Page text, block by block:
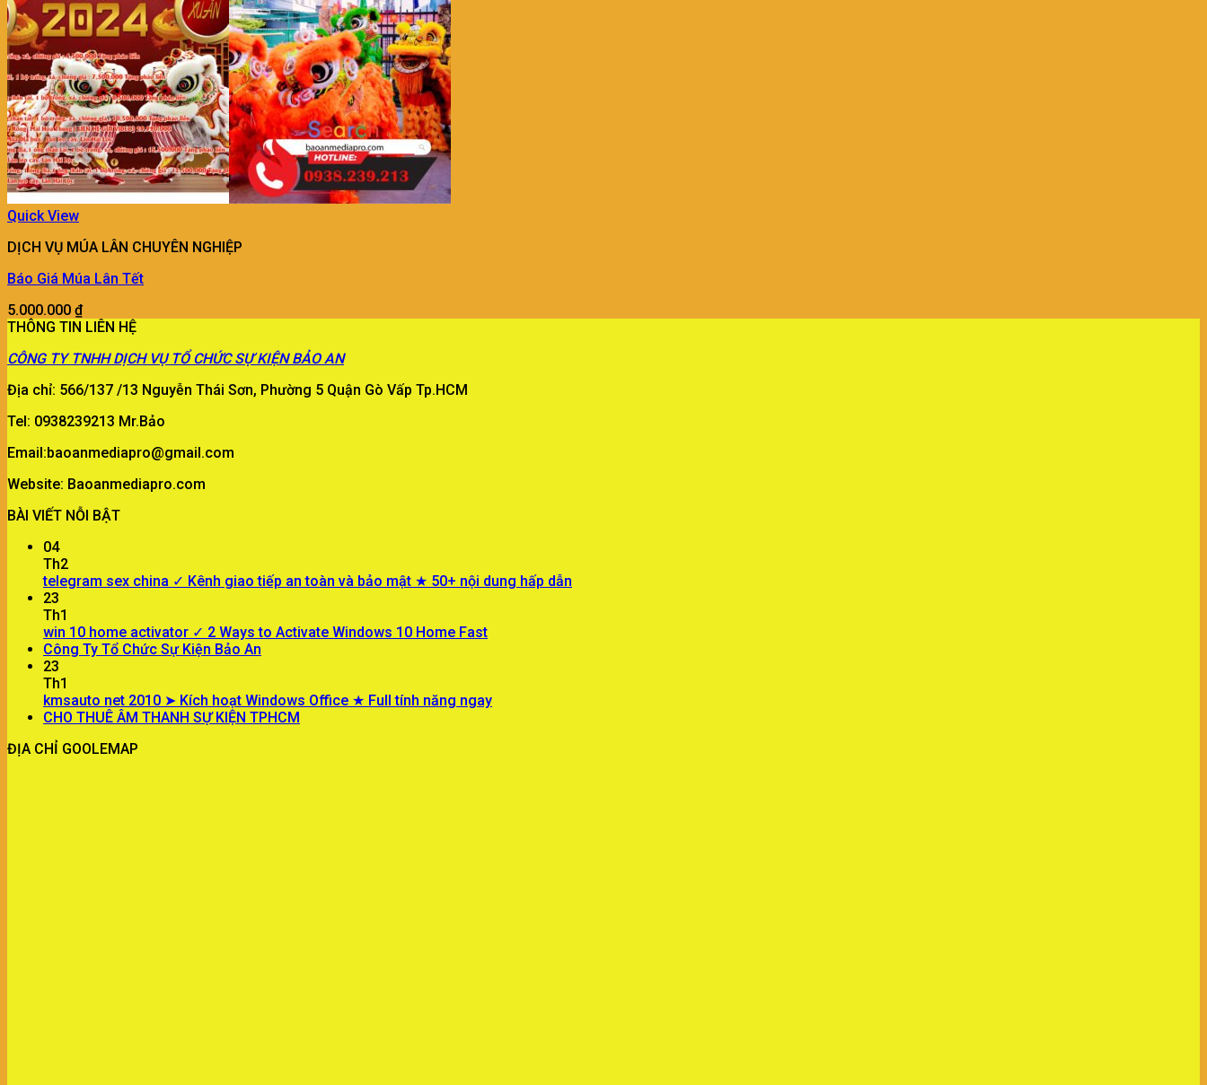
Quick View
DỊCH VỤ MÚA LÂN CHUYÊN NGHIỆP
Báo Giá Múa Lân Tết
5.000.000 ₫
THÔNG TIN LIÊN HỆ
CÔNG TY TNHH DỊCH VỤ TỔ CHỨC SỰ KIỆN BẢO AN
Địa chỉ: 566/137 /13 Nguyễn Thái Sơn, Phường 5 Quận Gò Vấp Tp.HCM
Tel: 0938239213 Mr.Bảo
Email:baoanmediapro@gmail.com
Website: Baoanmediapro.com
BÀI VIẾT NỖI BẬT
04
Th2
telegram sex china ✓ Kênh giao tiếp an toàn và bảo mật ★ 50+ nội dung hấp dẫn
23
Th1
win 10 home activator ✓ 2 Ways to Activate Windows 10 Home Fast
Công Ty Tổ Chức Sự Kiện Bảo An
23
Th1
kmsauto net 2010 ➤ Kích hoạt Windows Office ★ Full tính năng ngay
CHO THUÊ ÂM THANH SỰ KIỆN TPHCM
ĐỊA CHỈ GOOLEMAP